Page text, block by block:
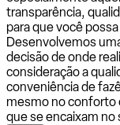
transparência,
para que você
Desenvolvemos
decisão de onde
consideração a
conveniência de
mesmo no conforto
que se encaixam no